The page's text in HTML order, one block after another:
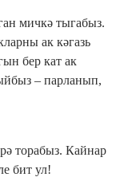
мичкә тыгабыз.
ак кәгазь
бер кат ак
– парланып,
торабыз. Кайнар
бит ул!